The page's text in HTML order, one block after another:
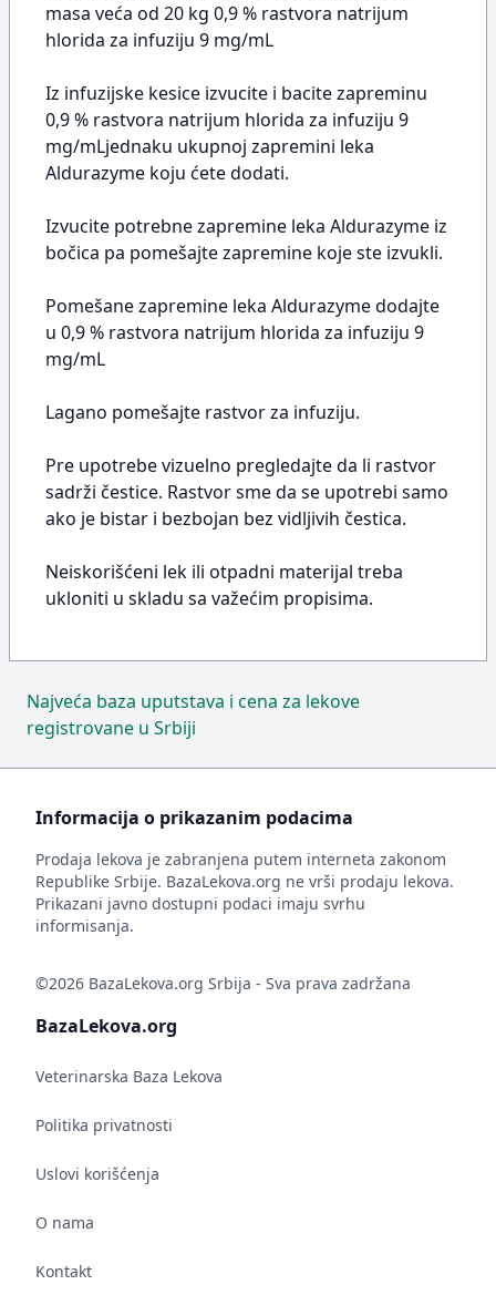
masa veća od 20 kg 0,9 % rastvora natrijum
hlorida za infuziju 9 mg/mL
Iz infuzijske kesice izvucite i bacite zapreminu
0,9 % rastvora natrijum hlorida za infuziju 9
mg/mLjednaku ukupnoj zapremini leka
Aldurazyme koju ćete dodati.
Izvucite potrebne zapremine leka Aldurazyme iz
bočica pa pomešajte zapremine koje ste izvukli.
Pomešane zapremine leka Aldurazyme dodajte
u 0,9 % rastvora natrijum hlorida za infuziju 9
mg/mL
Lagano pomešajte rastvor za infuziju.
Pre upotrebe vizuelno pregledajte da li rastvor
sadrži čestice. Rastvor sme da se upotrebi samo
ako je bistar i bezbojan bez vidljivih čestica.
Neiskorišćeni lek ili otpadni materijal treba
ukloniti u skladu sa važećim propisima.
Najveća baza uputstava i cena za lekove
registrovane u Srbiji
Informacija o prikazanim podacima
Prodaja lekova je zabranjena putem interneta zakonom
Republike Srbije. BazaLekova.org ne vrši prodaju lekova.
Prikazani javno dostupni podaci imaju svrhu
informisanja.
©2026 BazaLekova.org Srbija - Sva prava zadržana
BazaLekova.org
Veterinarska Baza Lekova
Politika privatnosti
Uslovi korišćenja
O nama
Kontakt